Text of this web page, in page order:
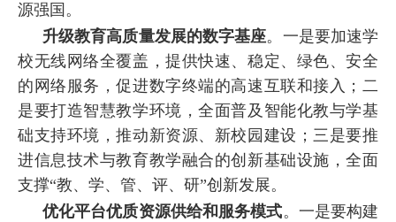
源强国。
升级教育高质量发展的数字基座。一是要加速学
校无线网络全覆盖，提供快速、稳定、绿色、安全
的网络服务，促进数字终端的高速互联和接入；二
是要打造智慧教学环境，全面普及智能化教与学基
础支持环境，推动新资源、新校园建设；三是要推
进信息技术与教育教学融合的创新基础设施，全面
支撑“教、学、管、评、研”创新发展。
优化平台优质资源供给和服务模式。一是要构建